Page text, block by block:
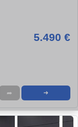
5.490 €
➦ ➜